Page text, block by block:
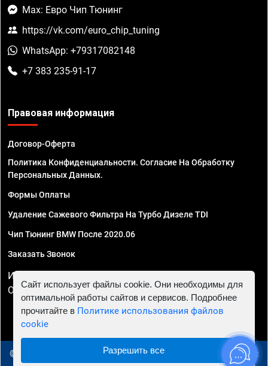
Max: Евро Чип Тюнинг
https://vk.com/euro_chip_tuning
WhatsApp: +79317082148
+7 383 235-91-17
Правовая информация
Договор-Оферта
Политика Конфиденциальности. Согласие На Обработку
Персональных Данных.
Формы Оплаты
Удаление Сажевого Фильтра На Турбо Дизеле TDI
Чип Тюнинг BMW После 2020.06
Заказать Звонок
ИП Смирнов Георгий Павлович. ИНН 781302555843,
ОГРНИП 324470400032610
© 2010 - 2026 Чип тюнинг в Новосибирске - Автосервис
Сайт использует файлы cookie. Они необходимы для
оптимальной работы сайтов и сервисов. Подробнее
прочитайте в Политике использования файлов
cookie
Разрешить все